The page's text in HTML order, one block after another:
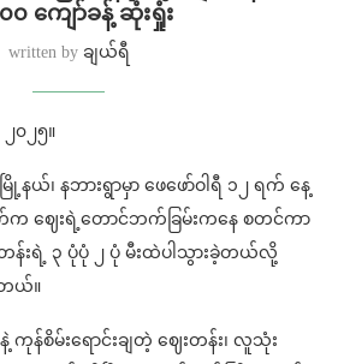
၀ ကျော်ခန့် ဆုံးရှုံး
written by ချယ်ရီ
၂၀၂၅။
နယ်၊ နဘားရွာမှာ ဖေဖော်ဝါရီ ၁၂ ရက် နေ့
က ဈေးရဲ့တောင်ဘက်ခြမ်းကနေ စတင်ကာ
တန်းရဲ့ ၃ ပုံပုံ ၂ ပုံ မီးထဲပါသွားခဲ့တယ်လို့
ယ်။
ကုန်စိမ်းရောင်းချတဲ့ ဈေးတန်း၊ လူသုံး